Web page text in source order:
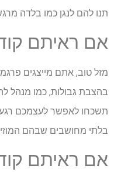
תנו להם לנגן כמו בלדה
אם ראיתם
מזל טוב, אתם מייצגים
בהצבת גבולות, כמו מנהל
תשכחו לאפשר לעצמכם
בלתי מחושבים שבהם
אם ראיתם